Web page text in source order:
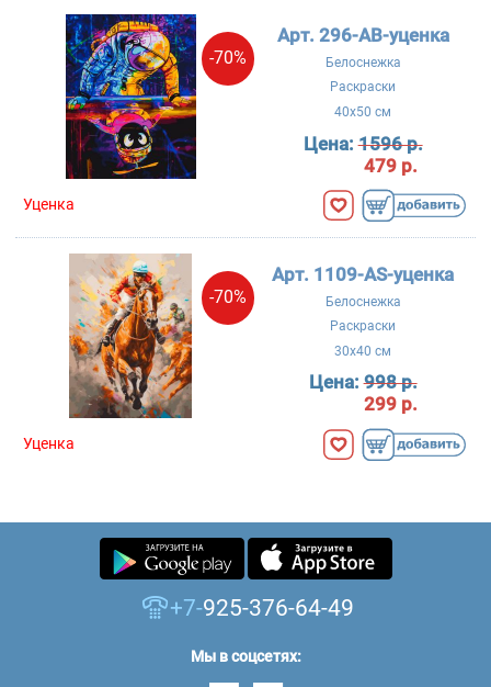
-70%
Арт. 296-AB-уценка
Белоснежка
Раскраски
40x50 см
Цена:1596 р.
479 р.
Уценка
-70%
Арт. 1109-AS-уценка
Белоснежка
Раскраски
30x40 см
Цена:998 р.
299 р.
Уценка
+7-925-376-64-49
Мы в соцсетях: